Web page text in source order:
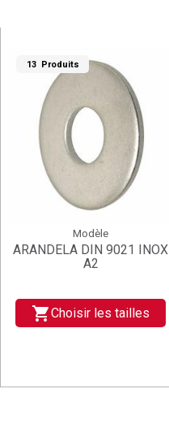
13 Produits
Modèle
ARANDELA DIN 9021 INOX
A2
shopping_cartChoisir les tailles